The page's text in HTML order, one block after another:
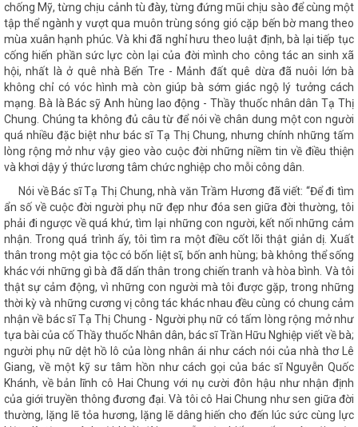
chống Mỹ, từng chịu cảnh tù đày, từng đứng mũi chịu sào để cùng một
tập thể ngành y vượt qua muôn trùng sóng gió cặp bến bờ mang theo
mùa xuân hạnh phúc. Và khi đã nghỉ hưu theo luật định, bà lại tiếp tục
cống hiến phần sức lực còn lại của đời mình cho công tác an sinh xã
hội, nhất là ở quê nhà Bến Tre - Mảnh đất quê dừa đã nuôi lớn bà
không chỉ có vóc hình mà còn giúp bà sớm giác ngộ lý tưởng cách
mạng. Bà là Bác sỹ Anh hùng lao động - Thầy thuốc nhân dân Tạ Thị
Chung. Chúng ta không đủ câu từ để nói về chân dung một con người
quá nhiều đặc biệt như bác sĩ Tạ Thị Chung, nhưng chính những tấm
lòng rộng mở như vậy gieo vào cuộc đời những niềm tin về điều thiện
và khơi dậy ý thức lương tâm chức nghiệp cho mỗi công dân.
Nói về Bác sĩ Tạ Thị Chung, nhà văn Trầm Hương đã viết: “Để đi tìm
ẩn số về cuộc đời người phụ nữ đẹp như đóa sen giữa đời thường, tôi
phải đi ngược về quá khứ, tìm lại những con người, kết nối những cảm
nhận. Trong quá trình ấy, tôi tìm ra một điều cốt lõi thật giản dị. Xuất
thân trong một gia tộc có bốn liệt sĩ, bốn anh hùng; bà không thể sống
khác với những gì bà đã dấn thân trong chiến tranh và hòa bình. Và tôi
thật sự cảm động, vì những con người mà tôi được gặp, trong những
thời kỳ và những cương vị công tác khác nhau đều cùng có chung cảm
nhận về bác sĩ Tạ Thị Chung - Người phụ nữ có tấm lòng rộng mở như
tựa bài của cố Thầy thuốc Nhân dân, bác sĩ Trần Hữu Nghiệp viết về bà;
người phụ nữ dệt hồ lô của lòng nhân ái như cách nói của nhà thơ Lê
Giang, về một kỹ sư tâm hồn như cách gọi của bác sĩ Nguyễn Quốc
Khánh, về bản lĩnh cô Hai Chung với nụ cười đôn hậu như nhận định
của giới truyền thông đương đại. Và tôi cô Hai Chung như sen giữa đời
thường, lặng lẽ tỏa hương, lặng lẽ dâng hiến cho đến lúc sức cùng lực